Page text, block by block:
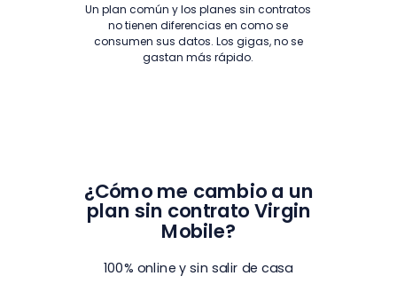
¿Cómo me cambio a un
plan sin contrato Virgin
Mobile?
Un plan común y los planes sin contratos
no tienen diferencias en como se
consumen sus datos. Los gigas, no se
gastan más rápido.
100% online y sin salir de casa